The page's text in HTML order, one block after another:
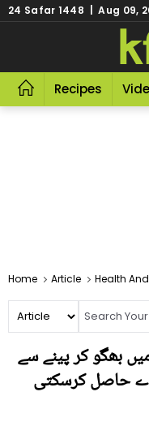
24 Safar 1448 | Aug 09,
Recipes
Home Article Health
بھگو کر پینے سے
حاصل کرسکتی